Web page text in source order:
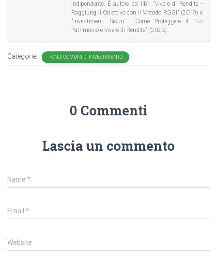
Indipendente. É autore dei libri "Vivere di Rendita -
Raggiungi l'Obiettivo con il Metodo RGGI" (2019) e
"Investimenti Sicuri - Come Proteggere il Tuo
Patrimonio e Vivere di Rendita" (2023).
Categorie: FONDI COMUNI DI INVESTIMENTO
0 Commenti
Lascia un commento
Name *
Email *
Website